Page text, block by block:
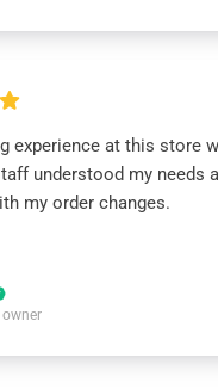
experience at this store
understood my needs
my order changes.